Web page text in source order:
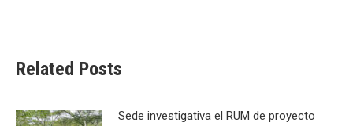
Related Posts
Sede investigativa el RUM de proyecto